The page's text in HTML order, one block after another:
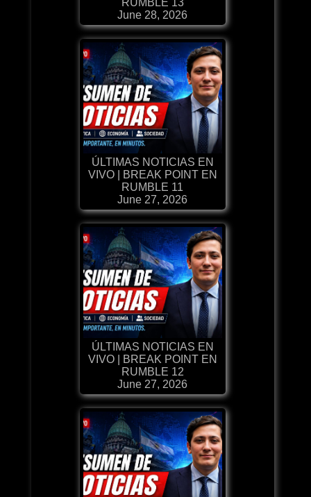
June 28, 2026
ÚLTIMAS NOTICIAS EN
VIVO | BREAK POINT EN
RUMBLE 11
June 27, 2026
ÚLTIMAS NOTICIAS EN
VIVO | BREAK POINT EN
RUMBLE 12
June 27, 2026